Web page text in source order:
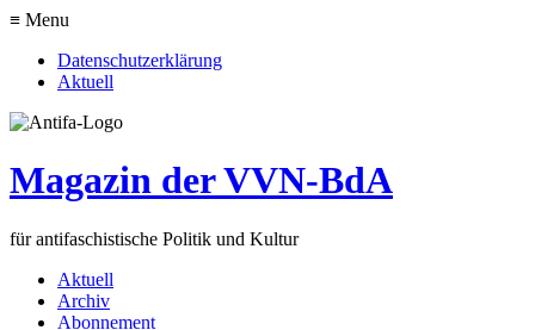
≡ Menu
Datenschutzerklärung
Aktuell
Magazin der VVN-BdA
für antifaschistische Politik und Kultur
Aktuell
Archiv
Abonnement